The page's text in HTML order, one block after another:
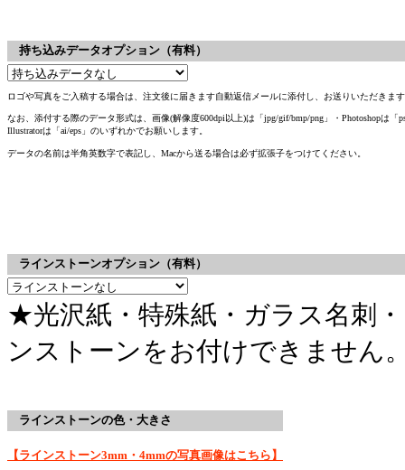
持ち込みデータオプション（有料）
ロゴや写真をご入稿する場合は、注文後に届きます自動返信メールに添付し、お送りいただきま
なお、添付する際のデータ形式は、画像(解像度600dpi以上)は「jpg/gif/bmp/png」・Photoshopは「
Illustratorは「ai/eps」のいずれかでお願いします。
データの名前は半角英数字で表記し、Macから送る場合は必ず拡張子をつけてください。
ラインストーンオプション（有料）
★光沢紙・特殊紙・ガラス名刺
ンストーンをお付けできません
ラインストーンの色・大きさ
【ラインストーン3mm・4mmの写真画像はこちら】